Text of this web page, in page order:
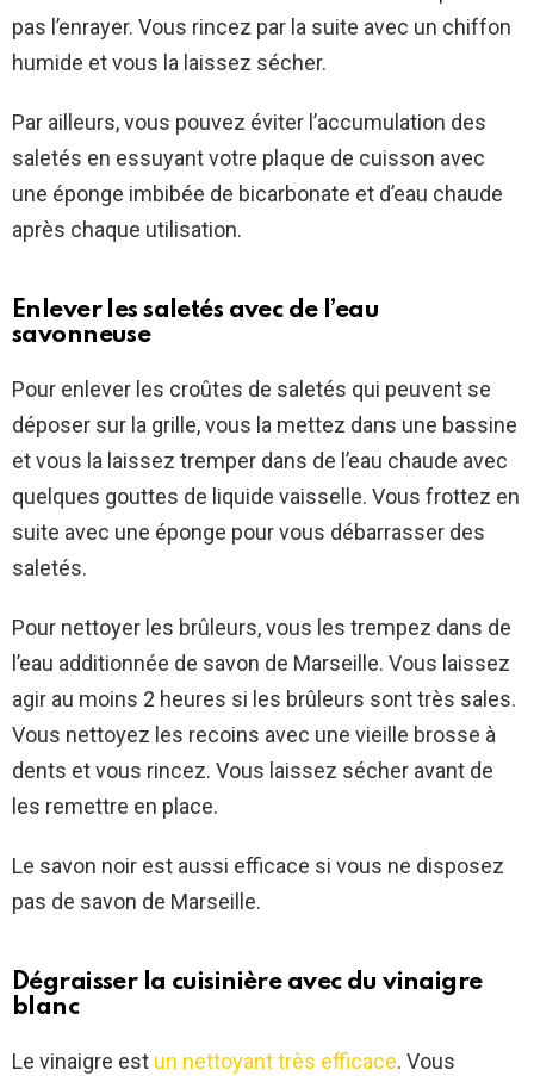
pas l’enrayer. Vous rincez par la suite avec un chiffon
humide et vous la laissez sécher.
Par ailleurs, vous pouvez éviter l’accumulation des
saletés en essuyant votre plaque de cuisson avec
une éponge imbibée de bicarbonate et d’eau chaude
après chaque utilisation.
Enlever les saletés avec de l’eau
savonneuse
Pour enlever les croûtes de saletés qui peuvent se
déposer sur la grille, vous la mettez dans une bassine
et vous la laissez tremper dans de l’eau chaude avec
quelques gouttes de liquide vaisselle. Vous frottez en
suite avec une éponge pour vous débarrasser des
saletés.
Pour nettoyer les brûleurs, vous les trempez dans de
l’eau additionnée de savon de Marseille. Vous laissez
agir au moins 2 heures si les brûleurs sont très sales.
Vous nettoyez les recoins avec une vieille brosse à
dents et vous rincez. Vous laissez sécher avant de
les remettre en place.
Le savon noir est aussi efficace si vous ne disposez
pas de savon de Marseille.
Dégraisser la cuisinière avec du vinaigre
blanc
Le vinaigre est un nettoyant très efficace. Vous